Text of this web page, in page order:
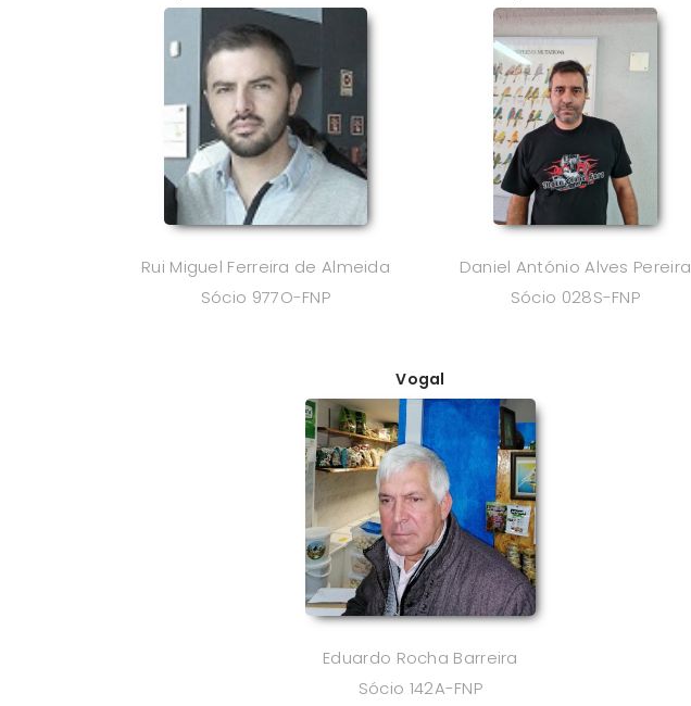
Rui Miguel Ferreira de Almeida
Sócio 977O-FNP
Daniel António Alves Pereira
Sócio 028S-FNP
Vogal
Eduardo Rocha Barreira
Sócio 142A-FNP